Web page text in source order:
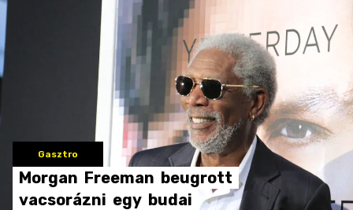
Gasztro
Morgan Freeman beugrott
vacsorázni egy budai